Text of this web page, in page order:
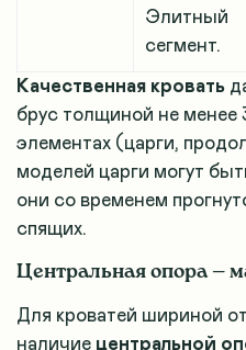
Элитный
сегмент.
Качественная кровать
брус толщиной не
элементах (царги,
моделей царги могут
они со временем
спящих.
Центральная опора —
Для кроватей шириной
наличие центральной